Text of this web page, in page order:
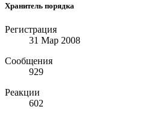
Хранитель порядка
Регистрация
31 Мар 2008
Сообщения
929
Реакции
602